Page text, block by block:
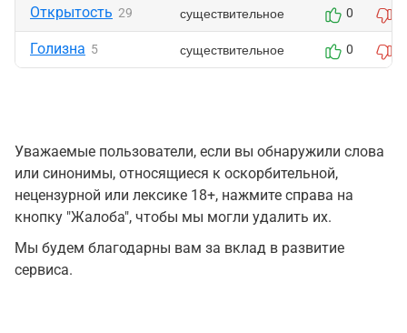
Открытость 29 существительное 0
Голизна 5 существительное 0
Уважаемые пользователи, если вы обнаружили слова
или синонимы, относящиеся к оскорбительной,
нецензурной или лексике 18+, нажмите справа на
кнопку "Жалоба", чтобы мы могли удалить их.
Мы будем благодарны вам за вклад в развитие
сервиса.